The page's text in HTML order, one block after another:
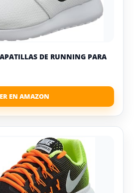
DE RUNNING PARA